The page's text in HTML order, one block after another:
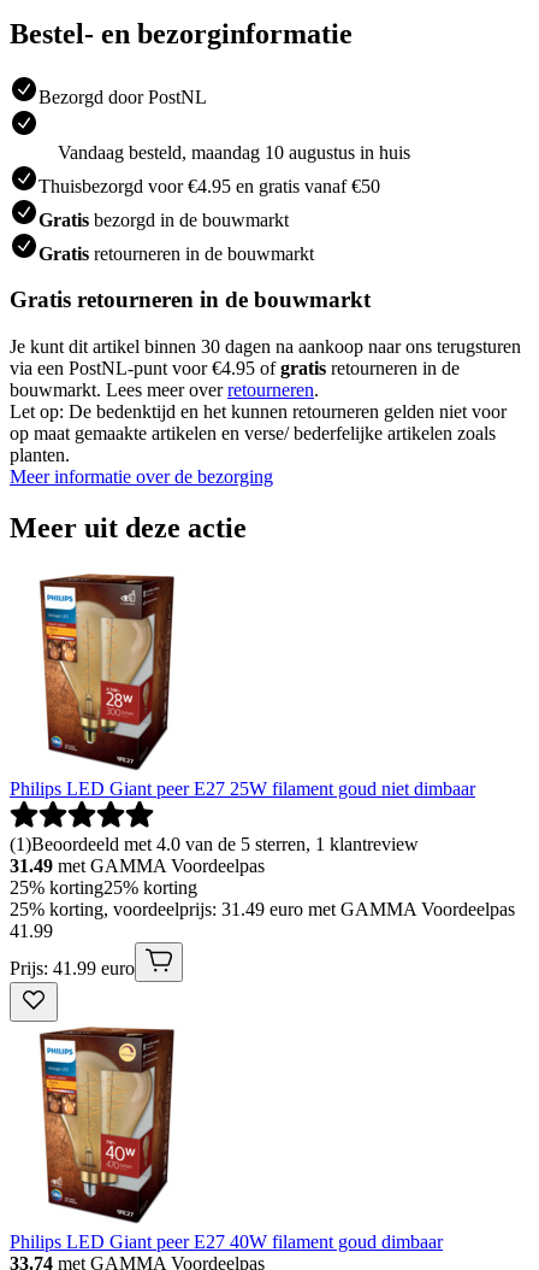
Bestel- en bezorginformatie
Bezorgd door PostNL
Vandaag besteld, maandag 10 augustus in huis
Thuisbezorgd voor €4.95 en gratis vanaf €50
Gratis bezorgd in de bouwmarkt
Gratis retourneren in de bouwmarkt
Gratis retourneren in de bouwmarkt
Je kunt dit artikel binnen 30 dagen na aankoop naar ons terugsturen
via een PostNL-punt voor €4.95 ofgratis retourneren in de
bouwmarkt. Lees meer overretourneren.
Let op: De bedenktijd en het kunnen retourneren gelden niet voor
op maat gemaakte artikelen en verse/ bederfelijke artikelen zoals
planten.
Meer informatie over de bezorging
Meer uit deze actie
Philips LED Giant peer E27 25W filament goud niet dimbaar
(1)Beoordeeld met 4.0 van de 5 sterren, 1 klantreview
31.49 met GAMMA Voordeelpas
25% korting25% korting
25% korting, voordeelprijs: 31.49 euro met GAMMA Voordeelpas
41 .99
Prijs: 41.99 euro
Philips LED Giant peer E27 40W filament goud dimbaar
33.74 met GAMMA Voordeelpas